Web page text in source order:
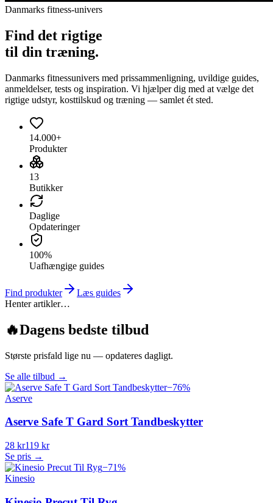
Danmarks fitness-univers
Find det rigtige
til din træning.
Danmarks fitnessunivers med prissammenligning, uvildige guides,
anmeldelser, tests og inspiration. Vi hjælper dig med at vælge det
rigtige udstyr, kosttilskud og træning — samlet ét sted.
14.000+
Produkter
13
Butikker
Daglige
Opdateringer
100%
Uafhængige guides
Find produkter
Læs guides
Henter artikler…
🔥Dagens bedste tilbud
Største prisfald lige nu — opdateres dagligt.
Se alle tilbud →
−76%
Aserve
Aserve Safe T Gard Sort Tandbeskytter
28 kr119 kr
Se pris →
−71%
Kinesio